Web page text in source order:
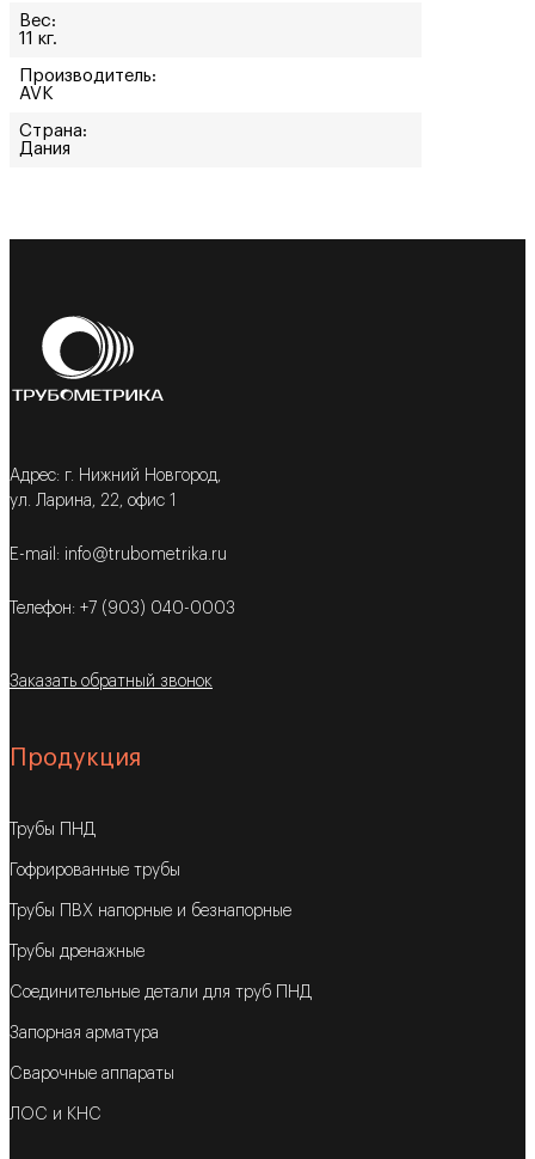
Вес:
11 кг.
Производитель:
AVK
Страна:
Дания
Адрес: г. Нижний Новгород,
ул. Ларина, 22, офис 1
E-mail: info@trubometrika.ru
Телефон: +7 (903) 040-0003
Заказать обратный звонок
Продукция
Трубы ПНД
Гофрированные трубы
Трубы ПВХ напорные и безнапорные
Трубы дренажные
Соединительные детали для труб ПНД
Запорная арматура
Сварочные аппараты
ЛОС и КНС